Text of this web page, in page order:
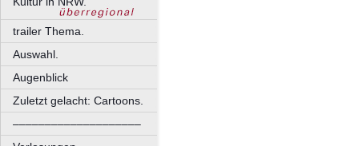
trailer Thema.
Auswahl.
Augenblick
Zuletzt gelacht: Cartoons.
––––––––––––––––––––